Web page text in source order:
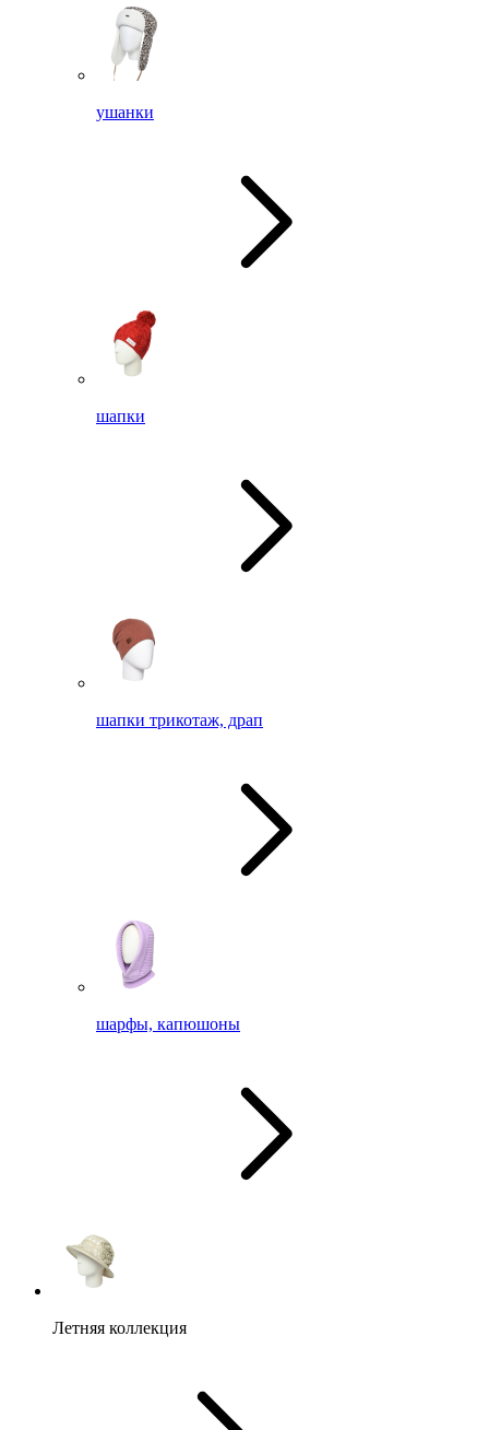
ушанки
шапки
шапки трикотаж, драп
шарфы, капюшоны
Летняя коллекция